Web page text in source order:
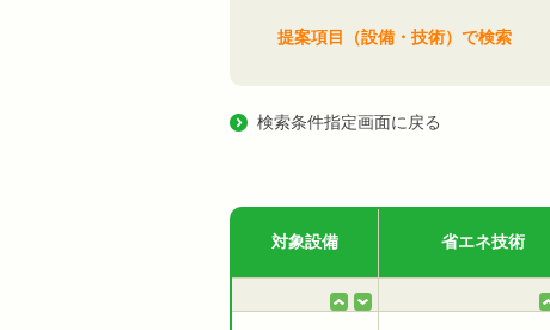
提案項目（設備・技術）で検索
検索条件指定画面に戻る
対象設備 省エネ技術